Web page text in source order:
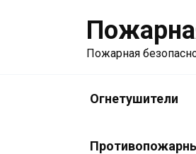
Пожарная
Огнетушители